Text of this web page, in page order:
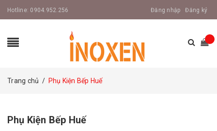
Hotline: 0904.952.256 Đăng nhập Đăng ký
Trang chủ / Phụ Kiện Bếp Huế
Phụ Kiện Bếp Huế